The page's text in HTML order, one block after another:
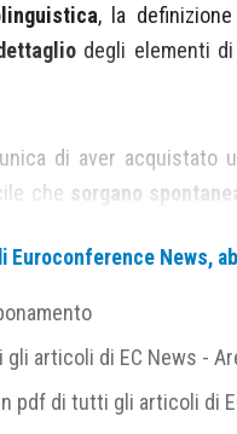
, la definizione
degli elementi di
di aver acquistato
che sorgano
neiparticolariaiuta
Euroconference News,
articoli di EC News -
pdf di tutti gli articoli di